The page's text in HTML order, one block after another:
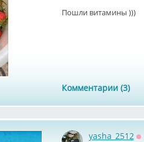
Пошли витамины )))
Комментарии (3)
yasha_2512